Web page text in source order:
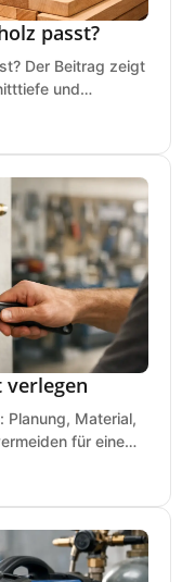
passt?
Der Beitrag zeigt
und
Planung, Material,
für eine